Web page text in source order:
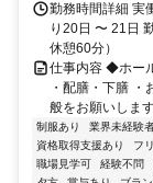
勤務時間詳細 実
り20日 〜 21日
休憩60分）
仕事内容 ◆ホー
・配膳・下膳
般をお願いしま
制服あり 業界未経験
資格取得支援あり
フ
職場見学可
経験不問